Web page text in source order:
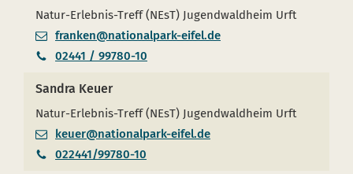
Natur-Erlebnis-Treff (NEsT) Jugendwaldheim Urft
franken@nationalpark-eifel.de
02441 / 99780-10
Sandra Keuer
Natur-Erlebnis-Treff (NEsT) Jugendwaldheim Urft
keuer@nationalpark-eifel.de
022441/99780-10